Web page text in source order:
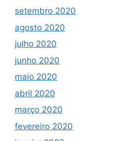
setembro 2020
agosto 2020
julho 2020
junho 2020
maio 2020
abril 2020
março 2020
fevereiro 2020